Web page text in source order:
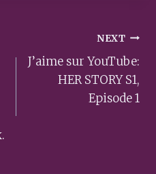
NEXT
J’aime sur YouTube:
HER STORY S1,
Episode 1